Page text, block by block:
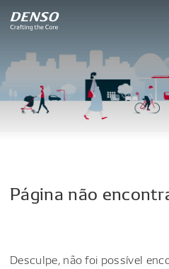
Página não
Desculpe, não foi possível